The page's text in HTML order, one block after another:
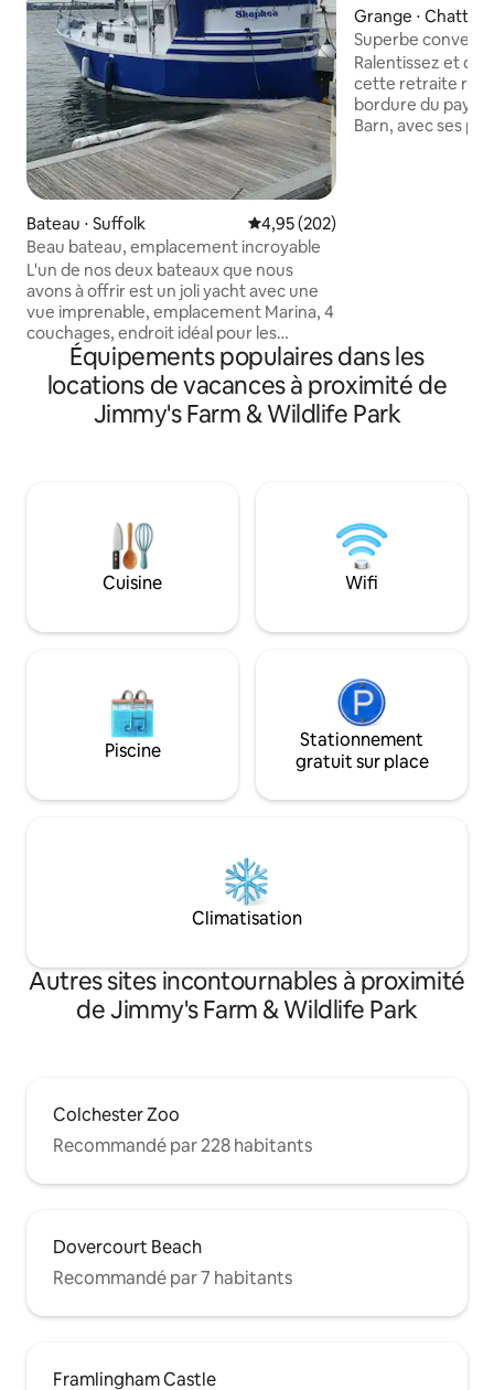
Bateau ⋅ Suffolk Évaluation moyenne sur la
4,95 (202)
Beau bateau, emplacement incroyable
L'un de nos deux bateaux que nous
avons à offrir est un joli yacht avec une
vue imprenable, emplacement Marina, 4
couchages, endroit idéal pour les
réunions, ou tout simplement pour se
détendre. Incroyablement chaleureux
et confortable, avec chauffage. Tout ce
dont vous avez besoin pour quelques
réfrigérateur et un congélateur, un
parking gratuit sur place. Que demander
de plus ? Si vous ne trouvez pas la date
dont vous avez besoin, veuillez
https://air.tl/tOyHUoiv
Grange ⋅
Superbe
Suffolk
Ralentissez et
cette retraite
bordure du pays de
Barn, avec ses
pour la marche,
simplement pour
Équipements populaires dans les
locations de vacances à proximité de
Jimmy's Farm & Wildlife Park
Cuisine Wifi
Piscine
Stationnement
gratuit sur place
Climatisation
Autres sites incontournables à proximité
de Jimmy's Farm & Wildlife Park
Colchester Zoo
Recommandé par 228 habitants
Dovercourt Beach
Recommandé par 7 habitants
Framlingham Castle